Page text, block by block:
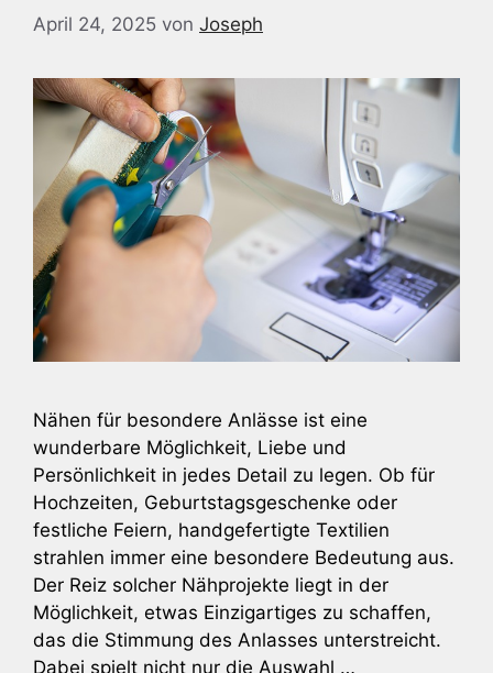
April 24, 2025 von Joseph
Nähen für besondere Anlässe ist eine
wunderbare Möglichkeit, Liebe und
Persönlichkeit in jedes Detail zu legen. Ob für
Hochzeiten, Geburtstagsgeschenke oder
festliche Feiern, handgefertigte Textilien
strahlen immer eine besondere Bedeutung aus.
Der Reiz solcher Nähprojekte liegt in der
Möglichkeit, etwas Einzigartiges zu schaffen,
das die Stimmung des Anlasses unterstreicht.
Dabei spielt nicht nur die Auswahl …